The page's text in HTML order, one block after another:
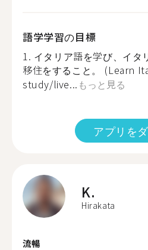
語学学習の目標
1. イタリア語を学び、イタ
移住をすること。 (Learn
study/live... もっと見る
アプリを
K.
Hirakata
流暢